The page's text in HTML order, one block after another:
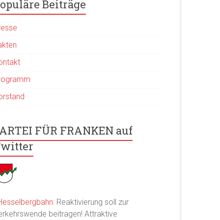
Beiträge
FÜR FRANKEN auf
: Reaktivierung soll zur
beitragen! Attraktive